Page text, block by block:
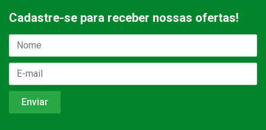
Cadastre-se para receber nossas ofertas!